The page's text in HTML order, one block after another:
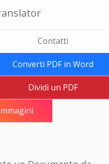
Contatti
Converti PDF in Word
Dividi un PDF